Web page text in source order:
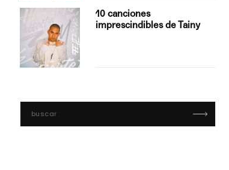
10 canciones
imprescindibles de Tainy